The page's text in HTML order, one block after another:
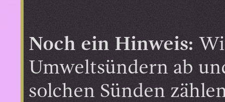
Noch ein Hinweis:
Umweltsündern ab
solchen Sünden